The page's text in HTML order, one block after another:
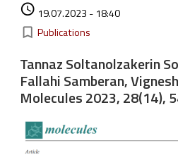
access_time 19.07.2023 - 18:40
bookmark_border Kategorie
Publications
Tannaz Soltanolzakerin
Fallahi Samberan,
Molecules 2023, 28(14),
Image